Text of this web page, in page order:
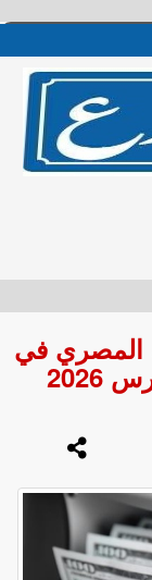
المصري في